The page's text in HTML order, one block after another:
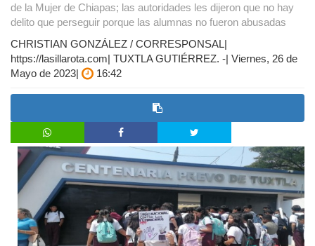
de la Mujer de Chiapas; las autoridades les dijeron que no hay
delito que perseguir porque las alumnas no fueron abusadas
CHRISTIAN GONZÁLEZ / CORRESPONSAL|
https://lasillarota.com| TUXTLA GUTIÉRREZ. -| Viernes, 26 de
Mayo de 2023|
16:42